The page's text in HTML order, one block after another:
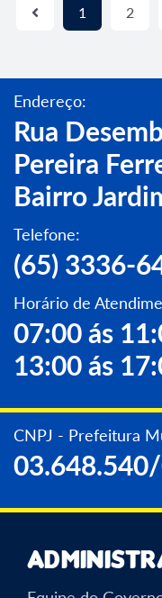
1 2
Endereço:
Rua
Pereira
Bairro
Telefone:
(65) 3336-
Horário de
07:00 ás
13:00 ás
CNPJ - Prefeitura